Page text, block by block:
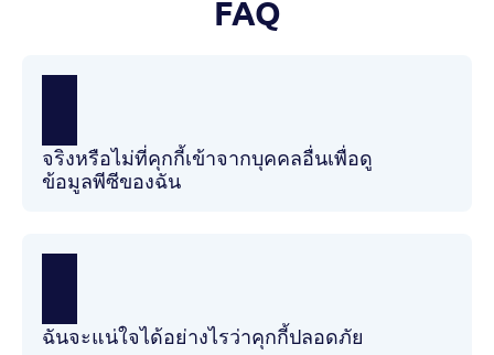
FAQ
จริงหรือไม่ที่คุกกี้เข้าจากบุคคลอื่นเพื่อดู
ข้อมูลพีซีของฉัน
ฉันจะแน่ใจได้อย่างไรว่าคุกกี้ปลอดภัย